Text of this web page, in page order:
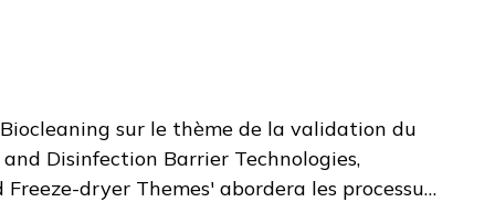
sur le thème de la validation du
Disinfection Barrier Technologies,
dryer Themes' abordera les processus